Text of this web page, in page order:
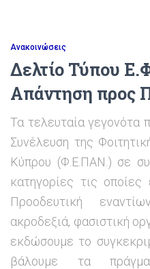
Ανακοινώσεις
Δελτίο Τύπου
Απάντηση προς
Τα τελευταία γεγονότα
Συνέλευση της
Κύπρου (Φ.Ε.ΠΑΝ.) σε
κατηγορίες τις
Προοδευτική
ακροδεξιά, φασιστική
εκδώσουμε το
βάλουμε τα